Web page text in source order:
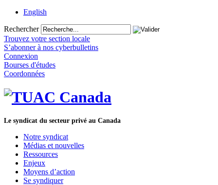
English
Rechercher
Trouvez votre section locale
S’abonner à nos cyberbulletins
Connexion
Bourses d'études
Coordonnées
Le syndicat du secteur privé au Canada
Notre syndicat
Médias et nouvelles
Ressources
Enjeux
Moyens d’action
Se syndiquer